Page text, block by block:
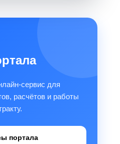
сервис для
расчётов и работы
портала